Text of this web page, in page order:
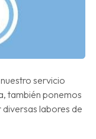
servicio
también ponemos
labores de